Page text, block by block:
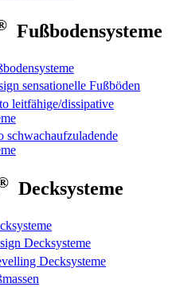
Fußbodensysteme
sensationelle Fußböden
leitfähige/dissipative
schwachaufzuladende
Decksysteme
Decksysteme
Decksysteme